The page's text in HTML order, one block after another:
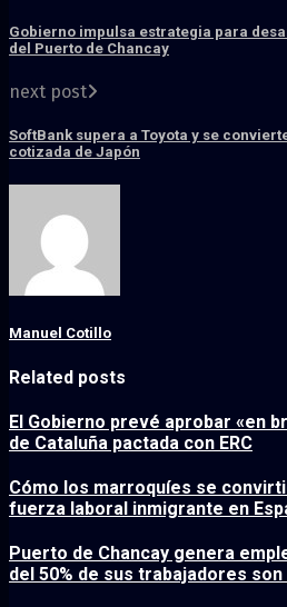
Gobierno impulsa estrategia para
del Puerto de Chancay
next post
SoftBank supera a Toyota y se
cotizada de Japón
Manuel Cotillo
Related posts
El Gobierno prevé aprobar «en
de Cataluña pactada con ERC
Cómo los marroquíes se
fuerza laboral inmigrante en
Puerto de Chancay genera
del 50% de sus trabajadores